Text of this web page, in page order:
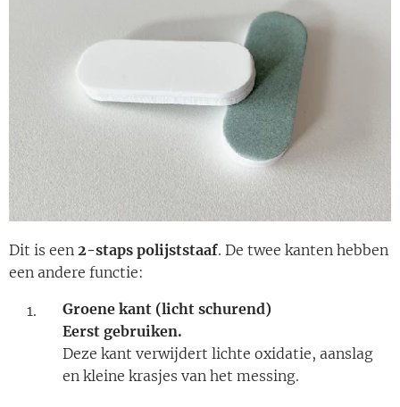
Dit is een 2-staps polijststaaf. De twee kanten hebben
een andere functie:
Groene kant (licht schurend)
Eerst gebruiken.
Deze kant verwijdert lichte oxidatie, aanslag
en kleine krasjes van het messing.